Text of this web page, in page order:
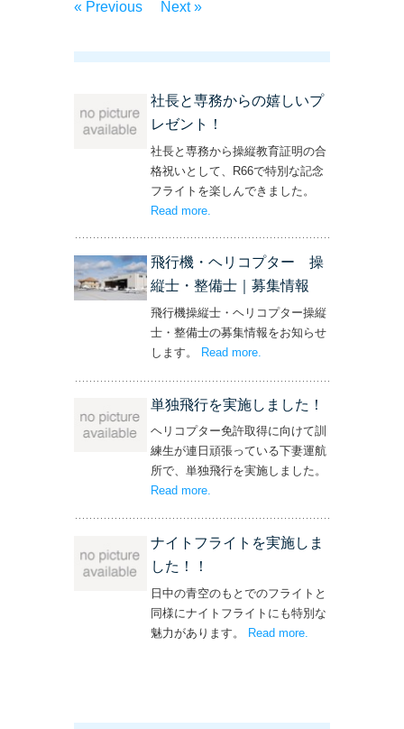
« Previous Next »
社長と専務からの嬉しいプ
レゼント！
社長と専務から操縦教育証明の合
格祝いとして、R66で特別な記念
フライトを楽しんできました。
Read more
飛行機・ヘリコプター 操
縦士・整備士｜募集情報
飛行機操縦士・ヘリコプター操縦
士・整備士の募集情報をお知らせ
します。
Read more
単独飛行を実施しました！
ヘリコプター免許取得に向けて訓
練生が連日頑張っている下妻運航
所で、単独飛行を実施しました。
Read more– ‘単独飛行を実施しました！’
.
ナイトフライトを実施しま
した！！
日中の青空のもとでのフライトと
同様にナイトフライトにも特別な
魅力があります。
Read more